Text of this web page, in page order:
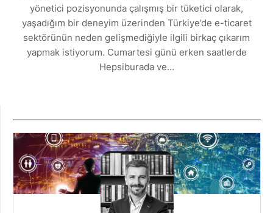
yönetici pozisyonunda çalışmış bir tüketici olarak,
yaşadığım bir deneyim üzerinden Türkiye’de e-ticaret
sektörünün neden gelişmediğiyle ilgili birkaç çıkarım
yapmak istiyorum. Cumartesi günü erken saatlerde
Hepsiburada ve…